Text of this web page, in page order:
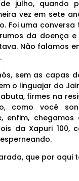
julho, quando
vez em sete
Foi uma conversa
da doença
Não falamos
sem as capas
o linguajar do
firmes na
como você
enfim, chegamos
da Xapuri 100,
que por aqui